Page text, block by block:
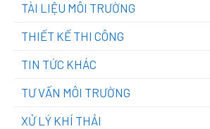
TÀI LIỆU MÔI TRƯỜNG
THIẾT KẾ THI CÔNG
TIN TỨC KHÁC
TƯ VẤN MÔI TRƯỜNG
XỬ LÝ KHÍ THẢI